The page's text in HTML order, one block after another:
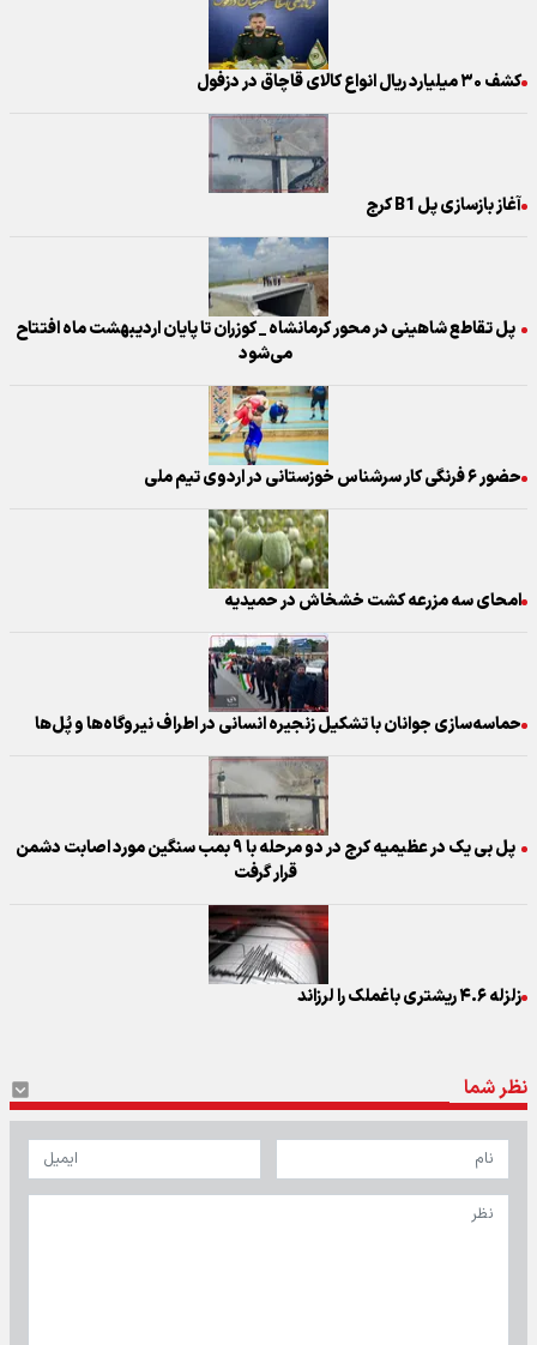
کشف ۳۰ میلیارد ریال انواع کالای قاچاق در دزفول
آغاز بازسازی پل B1 کرج
پل تقاطع شاهینی در محور کرمانشاه _ کوزران تا پایان اردیبهشت ماه افتتاح
می‌شود
حضور ۶ فرنگی کار سرشناس خوزستانی در اردوی تیم ملی
امحای سه مزرعه کشت خشخاش در حمیدیه
حماسه‌سازی جوانان با تشکیل زنجیره انسانی در اطراف نیروگاه‌ها و پُل‌ها
پل بی یک در عظیمیه کرج در دو مرحله با ۹ بمب سنگین مورد اصابت دشمن
قرار گرفت
زلزله ۴.۶ ریشتری باغملک را لرزاند
نظر شما